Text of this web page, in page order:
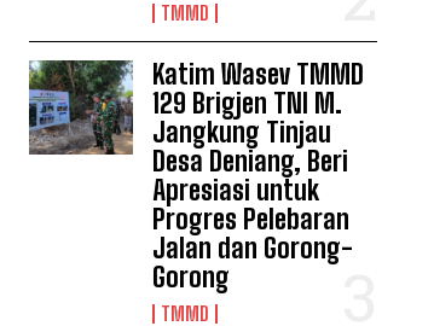
TMMD
Katim Wasev TMMD
129 Brigjen TNI M.
Jangkung Tinjau
Desa Deniang, Beri
Apresiasi untuk
Progres Pelebaran
Jalan dan Gorong-
Gorong
TMMD